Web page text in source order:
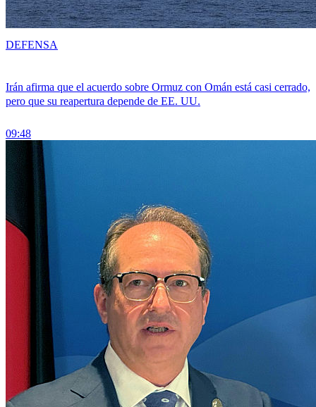
Irán afirma que el acuerdo sobre Ormuz con Omán está casi cerrado,
pero que su reapertura depende de EE. UU.
09:48
DEFENSA